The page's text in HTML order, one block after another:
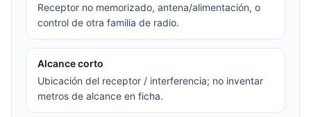
Receptor no memorizado, antena/alimentación, o
control de otra familia de radio.
Alcance corto
Ubicación del receptor / interferencia; no inventar
metros de alcance en ficha.